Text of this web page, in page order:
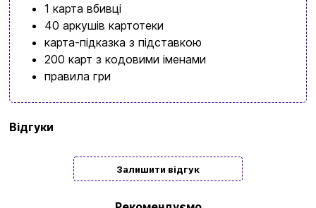
1 карта вбивці
40 аркушів картотеки
карта-підказка з підставкою
200 карт з кодовими іменами
правила гри
Відгуки
Залишити відгук